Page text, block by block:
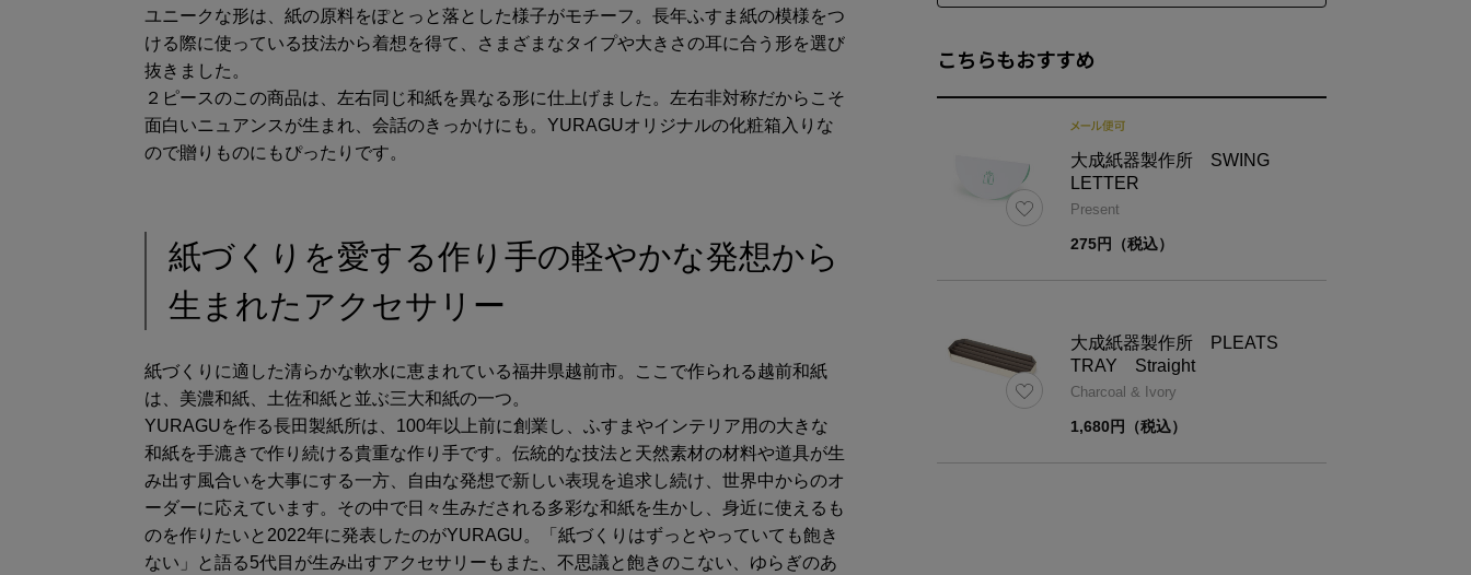
ユニークな形は、紙の原料をぽとっと落とした様子がモチーフ。長年ふすま紙の模様をつ
ける際に使っている技法から着想を得て、さまざまなタイプや大きさの耳に合う形を選び
抜きました。
２ピースのこの商品は、左右同じ和紙を異なる形に仕上げました。左右非対称だからこそ
面白いニュアンスが生まれ、会話のきっかけにも。YURAGUオリジナルの化粧箱入りな
ので贈りものにもぴったりです。
紙づくりを愛する作り手の軽やかな発想から
生まれたアクセサリー
紙づくりに適した清らかな軟水に恵まれている福井県越前市。ここで作られる越前和紙
は、美濃和紙、土佐和紙と並ぶ三大和紙の一つ。
YURAGUを作る長田製紙所は、100年以上前に創業し、ふすまやインテリア用の大きな
和紙を手漉きで作り続ける貴重な作り手です。伝統的な技法と天然素材の材料や道具が生
み出す風合いを大事にする一方、自由な発想で新しい表現を追求し続け、世界中からのオ
ーダーに応えています。その中で日々生みだされる多彩な和紙を生かし、身近に使えるも
のを作りたいと2022年に発表したのがYURAGU。「紙づくりはずっとやっていても飽き
ない」と語る5代目が生み出すアクセサリーもまた、不思議と飽きのこない、ゆらぎのあ
こちらもおすすめ
大成紙器製作所 SWING
LETTER
Present
275円（税込）
大成紙器製作所 PLEATS
TRAY Straight
Charcoal & Ivory
1,680円（税込）